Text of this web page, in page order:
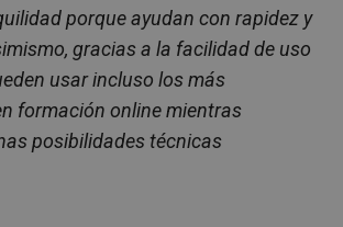
porque ayudan con rapidez y
gracias a la facilidad de uso
usar incluso los más
formación online mientras
posibilidades técnicas